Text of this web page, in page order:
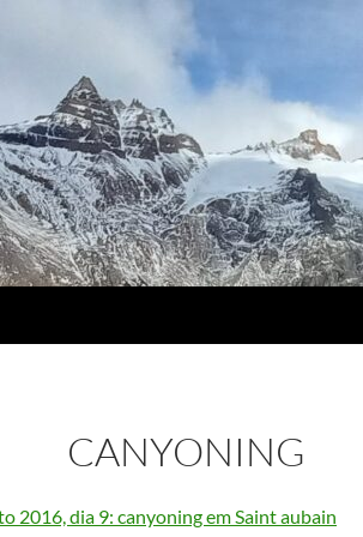
CANYONING
2016, dia 9: canyoning em Saint aubain